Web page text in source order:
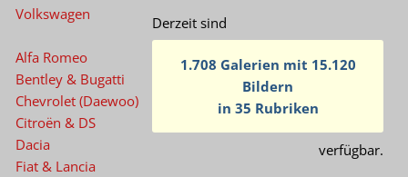
Volkswagen
Alfa Romeo
Bentley & Bugatti
Chevrolet (Daewoo)
Citroën & DS
Dacia
Fiat & Lancia
Derzeit sind
1.708 Galerien mit 15.120
Bildern
in 35 Rubriken
verfügbar.